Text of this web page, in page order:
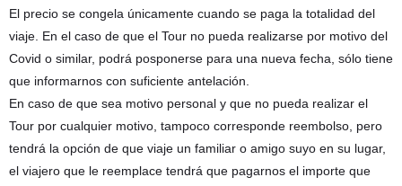
El precio se congela únicamente cuando se paga la totalidad del
viaje. En el caso de que el Tour no pueda realizarse por motivo del
Covid o similar, podrá posponerse para una nueva fecha, sólo tiene
que informarnos con suficiente antelación.
En caso de que sea motivo personal y que no pueda realizar el
Tour por cualquier motivo, tampoco corresponde reembolso, pero
tendrá la opción de que viaje un familiar o amigo suyo en su lugar,
el viajero que le reemplace tendrá que pagarnos el importe que